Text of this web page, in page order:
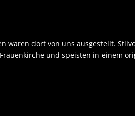
waren dort von uns ausgestellt.
und speisten in einem